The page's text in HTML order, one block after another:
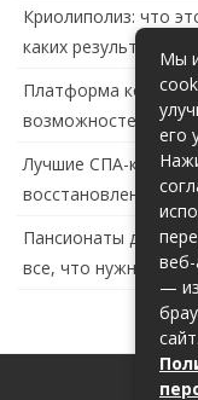
Криолиполиз: что
каких результатов
Платформа
возможностей и
Лучшие СПА-
восстановление за
Пансионаты для
все, что нужно знать
Мы
его
веб-
—
сайт.